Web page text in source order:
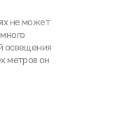
не может
освещения
метров он